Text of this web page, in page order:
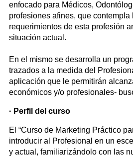
enfocado para Médicos,
profesiones afines, que
requerimientos de esta profesión
situación actual.
En el mismo se desarrolla un
trazados a la medida del
aplicación que le permitirán
económicos y/o profesionales-
· Perfil del curso
El “Curso de Marketing Práctico
introducir al Profesional en un
y actual, familiarizándolo con las